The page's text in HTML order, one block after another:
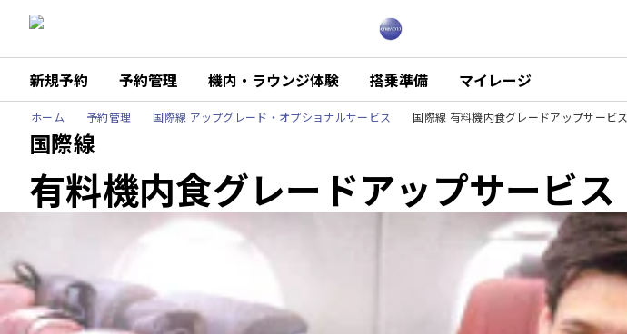
新規予約 予約管理 機内・ラウンジ体験 搭乗準備 マイレージ
ホーム 予約管理 国際線 アップグレード・オプショナルサービス 国際線 有料機内食グレードアップサービス
国際線
有料機内食グレードアップサービス